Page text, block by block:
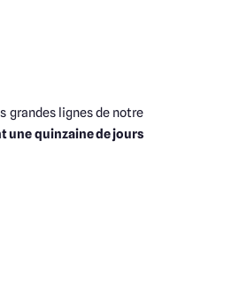
grandes lignes de notre
une quinzaine de jours